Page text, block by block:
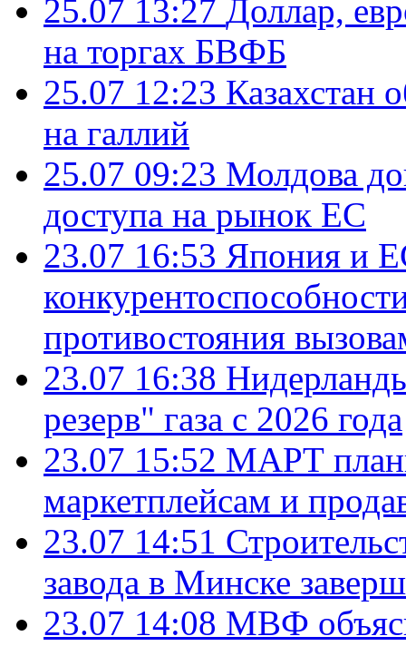
25.07 13:27 Доллар,
на торгах БВФБ
25.07 12:23 Казахстан
на галлий
25.07 09:23 Молдова
доступа на рынок ЕС
23.07 16:53 Япония и
противостояния
23.07 16:38
резерв" газа с 2026 года
23.07 15:52 МАРТ
маркетплейсам и
23.07 14:51
завода в Минске
23.07 14:08 МВФ